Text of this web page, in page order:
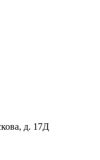
д. 17Д